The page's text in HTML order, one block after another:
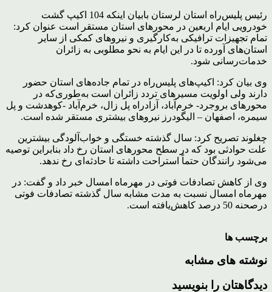
رئیس پلیس‌راه استان لرستان بابیان اینکه 104 اکیپ گشت
خودرویی ایام اربعین در محورهای استان مستقر است عنوان کرد:
تمام تجهیزات ترافیکی به‌کارگیری و نیروهای کمکی از سایر
استان‌های آورده تا در این ایام به نحو مطلوبی به زائران
خدمات‌رسانی شود.
وی بیان کرد: اکیپ‌های پلیس‌راه در تمام جاده‌های استان حضور
دارند ولی اولویت مسیرهای تردد زائران است به‌طوری‌که در
محورهای بروجرد- خرم‌آباد، آزادراه پل زال، خرم‌آباد -کوهدشت و پل
سیمره، اصفهان – الیگودرز نیروهای بیشتری مستقر شده است.
چغلوند تصریح کرد: سال گذشته خستگی و خواب‌آلودگی بیشترین
علت حوادثی بود که در سطح محورهای استان رخ داد بنابراین توصیه
می‌شود رانندگان حتماً استراحت داشته تا حادثه‌ای رخ ندهد.
وی از کاهش تصادفات فوتی در مهرماه امسال خبر داد و گفت: در
مهرماه امسال نسبت به مدت مشابه سال گذشته تصادفات فوتی
درصحنه 50 درصد کاهش‌یافته است.
برچسب ها
نوشته های مشابه
دیدگاهتان را بنویسید